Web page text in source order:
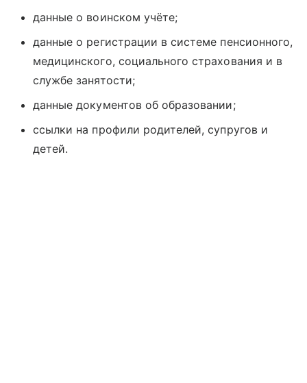
данные о воинском учёте;
данные о регистрации в системе пенсионного,
медицинского, социального страхования и в
службе занятости;
данные документов об образовании;
ссылки на профили родителей, супругов и
детей.